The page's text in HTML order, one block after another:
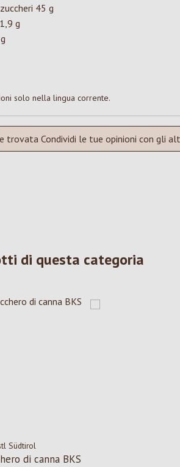
45 g
g
solo nella lingua corrente.
trovata Condividi le tue opinioni con gli
di questa categoria
Südtirol
di canna BKS